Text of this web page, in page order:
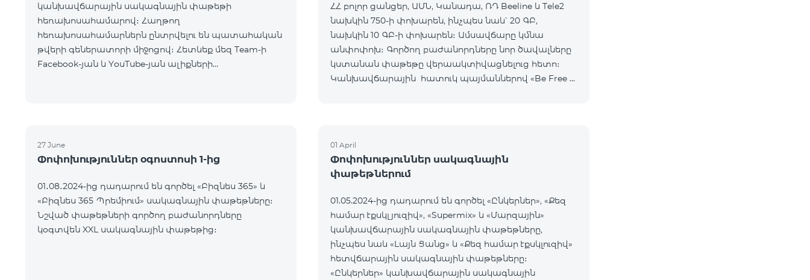
կանխավճարային սակագնային փաթեթի
հեռախոսահամարով։ Հաղթող
հեռախոսահամարներն ընտրվելու են պատահական
թվերի գեներատորի միջոցով։ Հետևեք մեզ Team-ի
Facebook-յան և YouTube-յան ալիքների
ՀՀ բոլոր ցանցեր, ԱՄՆ, Կանադա, ՌԴ Beeline և Tele2
նախկին 750-ի փոխարեն, ինչպես նաև՝ 20 ԳԲ,
նախկին 10 ԳԲ-ի փոխարեն։ Ամսավճարը կմնա
անփոփոխ։ Գործող բաժանորդները նոր ծավալները
կստանան փաթեթը վերաակտիվացնելուց հետո։
Կանխավճարային հատուկ պայմաններով «Be Free »
27 June
Փոփոխություններ օգոստոսի 1-ից
01․08․2024-ից դադարում են գործել «Բիզնես 365» և
«Բիզնես 365 Պրեմիում» սակագնային փաթեթները։
Նշված փաթեթների գործող բաժանորդները
կօգտվեն XXL սակագնային փաթեթից։
01 April
Փոփոխություններ սակագնային
փաթեթներում
01.05.2024-ից դադարում են գործել «Ընկերներ», «Քեզ
համար էքսկլյուզիվ», «Supermix» և «Մարզային»
կանխավճարային սակագնային փաթեթները,
ինչպես նաև «Լայն Ցանց» և «Քեզ համար էքսկլուզիվ»
հետվճարային սակագնային փաթեթները։
«Ընկերներ» կանխավճարային սակագնային